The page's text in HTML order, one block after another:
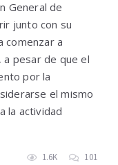
General de
junto con su
comenzar a
a pesar de que el
por la
el mismo
la actividad
1.6K 101